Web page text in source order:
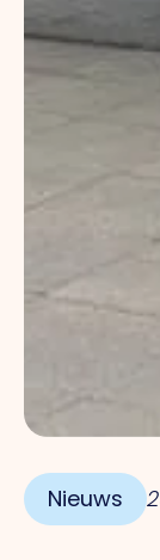
Nieuws